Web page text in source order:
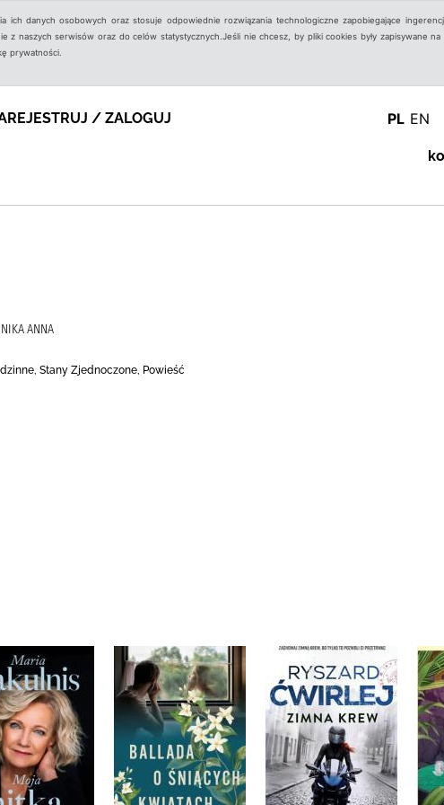
danych osobowych oraz stosuje odpowiednie rozwiązania technologiczne zapobiegające
naszych serwisów oraz do celów statystycznych.Jeśli nie chcesz, by pliki cookies były zapisywane na
prywatności.
/ ZALOGUJ PL EN
ANNA
Stany Zjednoczone, Powieść